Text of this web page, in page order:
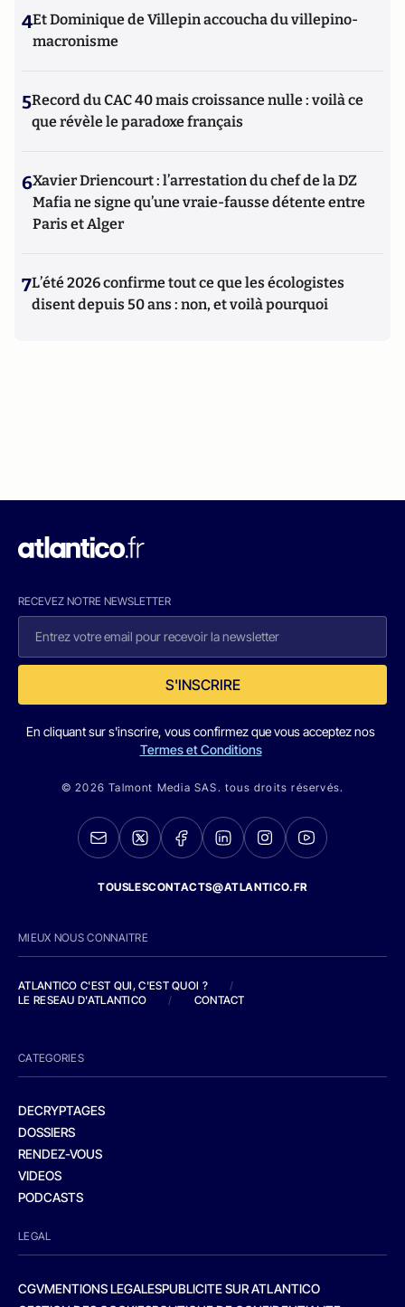
4Et Dominique de Villepin accoucha du villepino-
macronisme
5Record du CAC 40 mais croissance nulle : voilà ce
que révèle le paradoxe français
6Xavier Driencourt : l’arrestation du chef de la DZ
Mafia ne signe qu’une vraie-fausse détente entre
Paris et Alger
7L’été 2026 confirme tout ce que les écologistes
disent depuis 50 ans : non, et voilà pourquoi
RECEVEZ NOTRE NEWSLETTER
S'INSCRIRE
En cliquant sur s'inscrire, vous confirmez que vous acceptez nos
Termes et Conditions
© 2026 Talmont Media SAS. tous droits réservés.
TOUSLESCONTACTS@ATLANTICO.FR
MIEUX NOUS CONNAITRE
ATLANTICO C'EST QUI, C'EST QUOI ?
/
LE RESEAU D'ATLANTICO
/ CONTACT
CATEGORIES
DECRYPTAGES
DOSSIERS
RENDEZ-VOUS
VIDEOS
PODCASTS
LEGAL
CGVMENTIONS LEGALESPUBLICITE SUR ATLANTICO